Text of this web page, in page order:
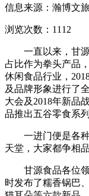
信息来源：瀚博文旅
浏览次数：1112
一直以来，甘源
占比作为拳头产品
休闲食品行业，
及品牌形象进行了
大会及2018年新品
品推出五谷零食系
一进门便是各种
天堂，大家都争相
甘源食品各位领
时发布了糯香锅巴